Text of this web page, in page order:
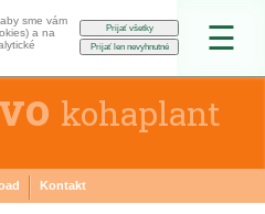
sme vám
a na
☰
Kontakt
kohaplant